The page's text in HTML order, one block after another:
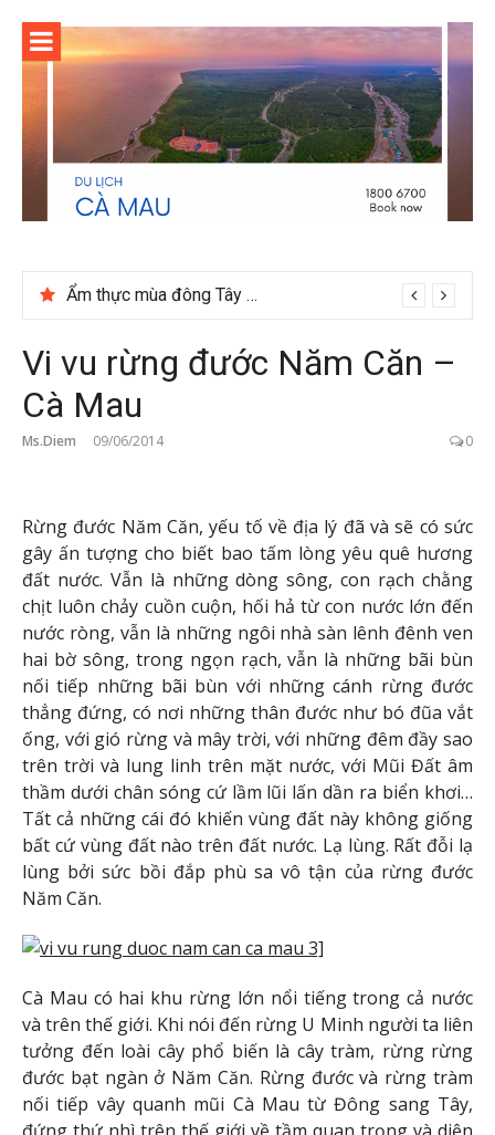
content
Ẩm thực mùa đông Tây Bắc có gì đặc biệt
Vi vu rừng đước Năm Căn –
Cà Mau
Ms.Diem 09/06/2014 0
Rừng đước Năm Căn, yếu tố về địa lý đã và sẽ có sức
gây ấn tượng cho biết bao tấm lòng yêu quê hương
đất nước. Vẫn là những dòng sông, con rạch chằng
chịt luôn chảy cuồn cuộn, hối hả từ con nước lớn đến
nước ròng, vẫn là những ngôi nhà sàn lênh đênh ven
hai bờ sông, trong ngọn rạch, vẫn là những bãi bùn
nối tiếp những bãi bùn với những cánh rừng đước
thẳng đứng, có nơi những thân đước như bó đũa vắt
ống, với gió rừng và mây trời, với những đêm đầy sao
trên trời và lung linh trên mặt nước, với Mũi Đất âm
thầm dưới chân sóng cứ lầm lũi lấn dần ra biển khơi…
Tất cả những cái đó khiến vùng đất này không giống
bất cứ vùng đất nào trên đất nước. Lạ lùng. Rất đỗi lạ
lùng bởi sức bồi đắp phù sa vô tận của rừng đước
Năm Căn.
Cà Mau có hai khu rừng lớn nổi tiếng trong cả nước
và trên thế giới. Khi nói đến rừng U Minh người ta liên
tưởng đến loài cây phổ biến là cây tràm, rừng rừng
đước bạt ngàn ở Năm Căn. Rừng đước và rừng tràm
nối tiếp vây quanh mũi Cà Mau từ Đông sang Tây,